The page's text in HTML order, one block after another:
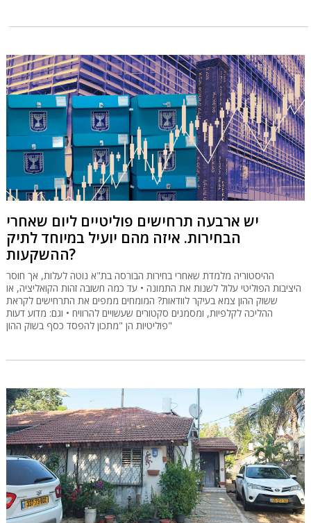
יש ארבעה תרחישים פוליטיים ליום שאחרי
הבחירות. איזה מהם יועיל במיוחד לתיק
ההשקעות?
ההיסטוריה מלמדת שאחרי בחירות הבורסה בת"א נוטה לעלות, אך חוסר
היציבות הפוליטי עלול לשנות את התמונה • עד כמה חשובה זהות הקואליציה, או
ששוק ההון צמא בעיקר לוודאות? המומחים ממפים את התרחישים לקראת
ההליכה לקלפיות, ומסמנים סקטורים שעשויים להרוויח • וגם: מדוע דעות
פוליטיות הן "מתכון להפסד כסף בשוק ההון"